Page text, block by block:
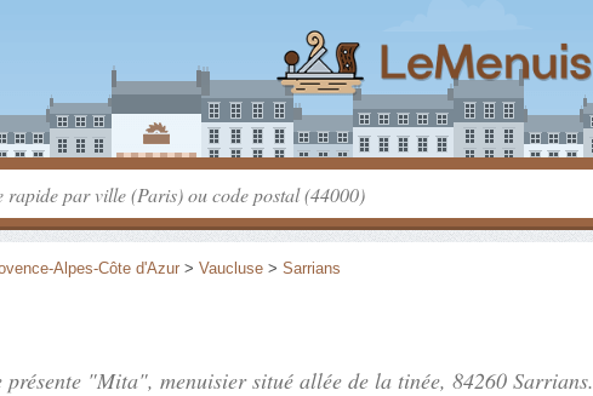
Alpes-Côte d'Azur > Vaucluse > Sarrians
présente "Mita", menuisier situé allée de la tinée, 84260 Sarrians.